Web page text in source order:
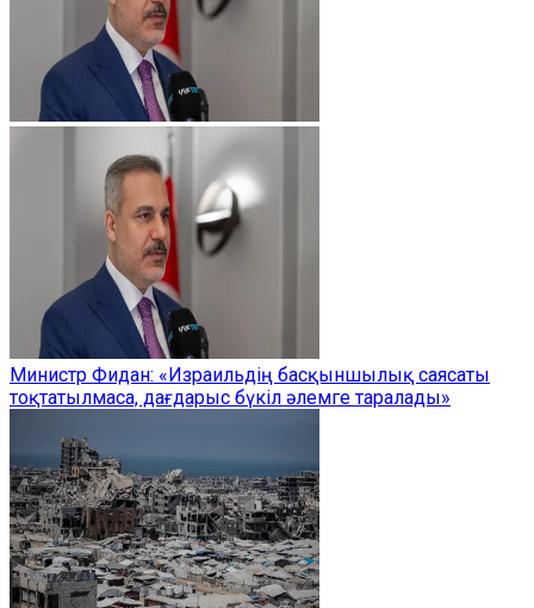
Министр Фидан: «Израильдің басқыншылық саясаты
тоқтатылмаса, дағдарыс бүкіл әлемге таралады»